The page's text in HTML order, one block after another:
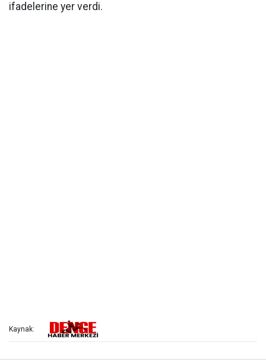
ifadelerine yer verdi.
Kaynak: